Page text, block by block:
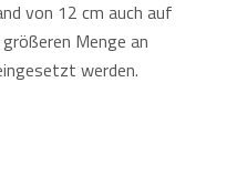
von 12 cm auch auf
Menge an
werden.